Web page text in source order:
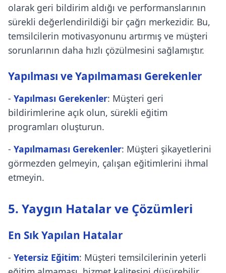
olarak geri bildirim aldığı ve performanslarının
sürekli değerlendirildiği bir çağrı merkezidir. Bu,
temsilcilerin motivasyonunu artırmış ve müşteri
sorunlarının daha hızlı çözülmesini sağlamıştır.
Yapılması ve Yapılmaması Gerekenler
- Yapılması Gerekenler: Müşteri geri
bildirimlerine açık olun, sürekli eğitim
programları oluşturun.
- Yapılmaması Gerekenler: Müşteri şikayetlerini
görmezden gelmeyin, çalışan eğitimlerini ihmal
etmeyin.
5. Yaygın Hatalar ve Çözümleri
En Sık Yapılan Hatalar
- Yetersiz Eğitim: Müşteri temsilcilerinin yeterli